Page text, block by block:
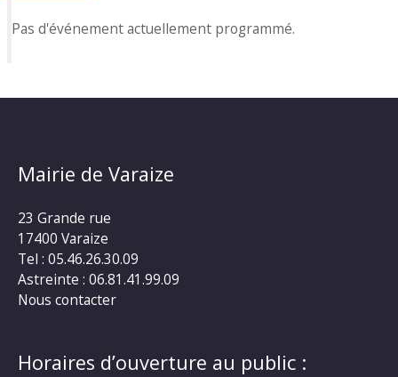
Pas d'événement actuellement programmé.
Mairie de Varaize
23 Grande rue
17400 Varaize
Tel : 05.46.26.30.09
Astreinte : 06.81.41.99.09
Nous contacter
Horaires d’ouverture au public :